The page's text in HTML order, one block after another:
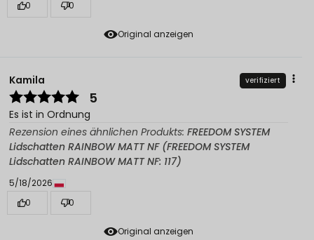
Original anzeigen
0
0
Original anzeigen
Kamila verifiziert
5
Es ist in Ordnung
Rezension eines ähnlichen Produkts: FREEDOM SYSTEM
Lidschatten RAINBOW MATT NF (FREEDOM SYSTEM
Lidschatten RAINBOW MATT NF: 117)
5/18/2026
0
0